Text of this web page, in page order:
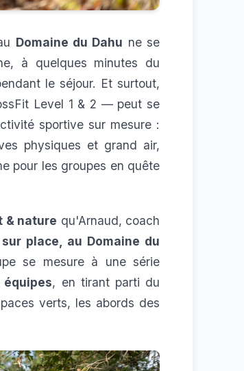
Domaine du Dahu ne se
à quelques minutes du
le séjour. Et surtout,
Level 1 & 2 — peut se
sportive sur mesure :
physiques et grand air,
pour les groupes en quête
& nature qu'Arnaud, coach
sur place, au Domaine du
se mesure à une série
, en tirant parti du
verts, les abords des